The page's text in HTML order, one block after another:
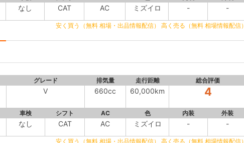
なし CAT AC ミズイロ - -
安く買う（無料 相場・出品情報配信） 高く売る（無料 相場情報配信）
グレード 排気量 走行距離 総合評価
V 660cc 60,000km 4
車検 シフト AC 色 内装 外装
なし CAT AC ミズイロ - -
安く買う（無料 相場・出品情報配信） 高く売る（無料 相場情報配信）